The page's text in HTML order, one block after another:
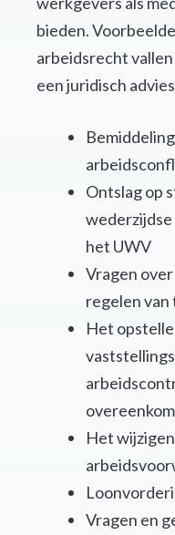
bieden.
arbeidsrecht
een juridisch
Ontslag op
het UWV
Vragen
regelen
Het
Het
Vragen en